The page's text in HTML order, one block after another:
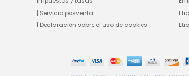
| Servicio posventa
| Declaración sobre el uso de cookies